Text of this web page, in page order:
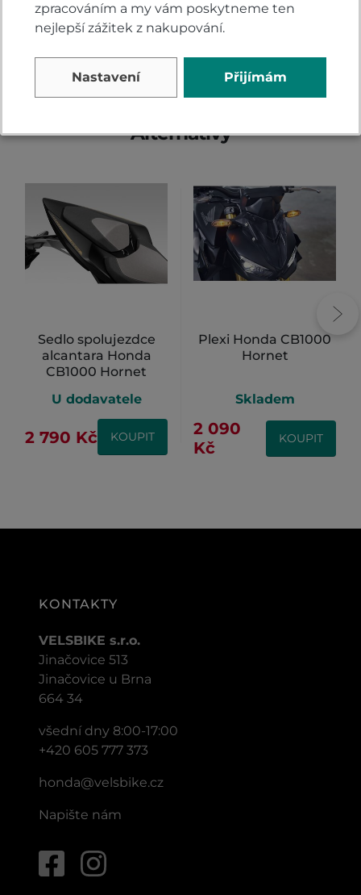
PŘIDAT VLASTNÍ HODNOCENÍ
Alternativy
Sedlo spolujezdce
alcantara Honda
CB1000 Hornet
U dodavatele
2 790 Kč KOUPIT
Plexi Honda CB1000
Hornet
Skladem
2 090
Kč
KOUPIT
KONTAKTY
VELSBIKE s.r.o.
Jinačovice 513
Jinačovice u Brna
664 34
všední dny 8:00-17:00
+420 605 777 373
honda@velsbike.cz
Napište nám
zpracováním a my vám poskytneme ten
nejlepší zážitek z nakupování.
Nastavení Přijímám